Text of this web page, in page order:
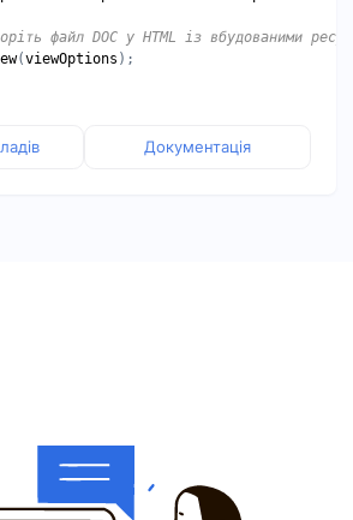
(viewOptions
Документація